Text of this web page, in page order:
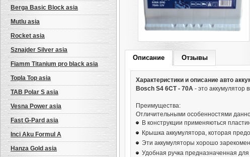
Berga Basic Block asia
Mutlu asia
Rocket asia
Sznajder Silver asia
Fiamm Titanium pro black asia
Topla Top asia
TAB Polar S asia
Vesna Power asia
Fast G-Pard asia
Inci Aku Formul A
Hanza Gold asia
Описание Отзывы
Характеристики и описание авто
Bosch S4 6СТ - 70А - это аккумулятор
Преимущества:
Отличительными особенностями
В конструкции применяються
Крышка аккумулятора, которая
Эти аккумуляторы хорошо
Удобная ручка предназначенная